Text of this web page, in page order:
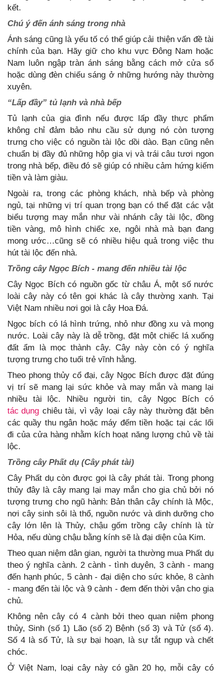
kết.
Chú ý đến ánh sáng trong nhà
Ánh sáng cũng là yếu tố có thể giúp cải thiện vấn đề tài
chính của bạn. Hãy giữ cho khu vực Đông Nam hoặc
Nam luôn ngập tràn ánh sáng bằng cách mở cửa sổ
hoặc dùng đèn chiếu sáng ở những hướng này thường
xuyên.
“Lấp đầy” tủ lạnh và nhà bếp
Tủ lạnh của gia đình nếu được lấp đầy thực phẩm
không chỉ đảm bảo nhu cầu sử dụng nó còn tượng
trưng cho việc có nguồn tài lộc dồi dào. Bạn cũng nên
chuẩn bị đầy đủ những hộp gia vị và trái câu tươi ngon
trong nhà bếp, điều đó sẽ giúp có nhiều cảm hứng kiếm
tiền và làm giàu.
Ngoài ra, trong các phòng khách, nhà bếp và phòng
ngủ, tại những vị trí quan trọng bạn có thể đặt các vật
biểu tượng may mắn như vài nhánh cây tài lộc, đồng
tiền vàng, mô hình chiếc xe, ngôi nhà mà bạn đang
mong ước…cũng sẽ có nhiều hiệu quả trong việc thu
hút tài lộc đến nhà.
Trồng cây Ngọc Bích - mang đến nhiều tài lộc
Cây Ngọc Bích có nguồn gốc từ châu Á, một số nước
loài cây này có tên gọi khác là cây thường xanh. Tại
Việt Nam nhiều nơi gọi là cây Hoa Đá.
Ngọc bích có lá hình trứng, nhỏ như đồng xu và mọng
nước. Loài cây này là dễ trồng, đặt một chiếc lá xuống
đất ẩm là mọc thành cây. Cây này còn có ý nghĩa
tượng trưng cho tuổi trẻ vĩnh hằng.
Theo phong thủy cổ đại, cây Ngọc Bích được đặt đúng
vị trí sẽ mang lại sức khỏe và may mắn và mang lại
nhiều tài lộc. Nhiều người tin, cây Ngọc Bích có
tác dụng chiêu tài, vì vậy loại cây này thường đặt bên
các quầy thu ngân hoặc máy đếm tiền hoặc tại các lối
đi của cửa hàng nhằm kích hoạt năng lượng chủ về tài
lộc.
Trồng cây Phất dụ (Cây phát tài)
Cây Phất dụ còn được gọi là cây phát tài. Trong phong
thủy đây là cây mang lại may mắn cho gia chủ bởi nó
tượng trưng cho ngũ hành: Bản thân cây chính là Mộc,
nơi cây sinh sôi là thổ, nguồn nước và dinh dưỡng cho
cây lớn lên là Thủy, chậu gốm trồng cây chính là từ
Hỏa, nếu dùng chậu bằng kính sẽ là đại diện của Kim.
Theo quan niệm dân gian, người ta thường mua Phất dụ
theo ý nghĩa cành. 2 cành - tình duyên, 3 cành - mang
đến hạnh phúc, 5 cành - đại diện cho sức khỏe, 8 cành
- mang đến tài lộc và 9 cành - đem đến thời vận cho gia
chủ.
Không nên cây có 4 cành bởi theo quan niệm phong
thủy, Sinh (số 1) Lão (số 2) Bệnh (số 3) và Tử (số 4).
Số 4 là số Tử, là sự bại hoạn, là sự tắt ngụp và chết
chóc.
Ở Việt Nam, loại cây này có gần 20 họ, mỗi cây có